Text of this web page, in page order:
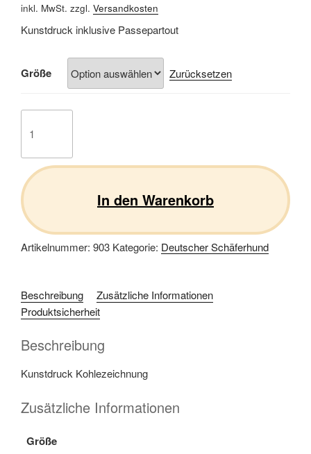
inkl. MwSt. zzgl. Versandkosten
Kunstdruck inklusive Passepartout
Größe Zurücksetzen
Schäferhund
Menge
In den Warenkorb
Artikelnummer: 903 Kategorie: Deutscher Schäferhund
Beschreibung
Zusätzliche Informationen
Produktsicherheit
Beschreibung
Kunstdruck Kohlezeichnung
Zusätzliche Informationen
Größe